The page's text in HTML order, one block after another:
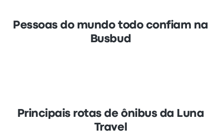
Pessoas do mundo todo confiam na
Busbud
Principais rotas de ônibus da Luna
Travel